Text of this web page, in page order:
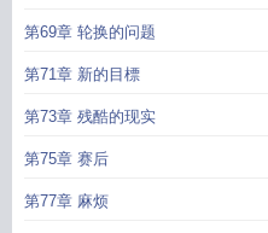
第69章 轮换的问题
第71章 新的目標
第73章 残酷的现实
第75章 赛后
第77章 麻烦